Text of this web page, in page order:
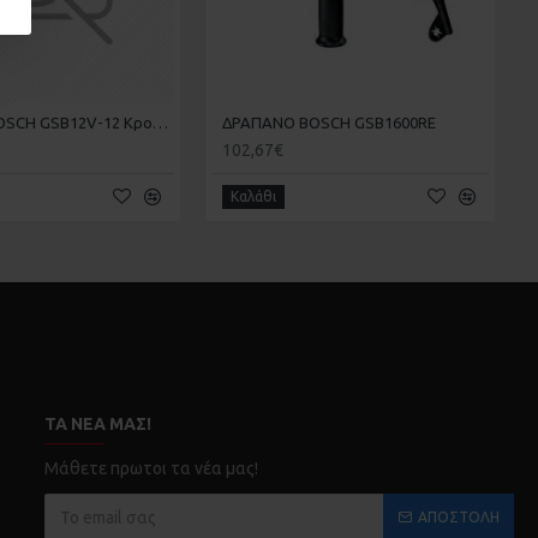
ΔΡΑΠΑΝΟ BOSCH GSB12V-12 Κρουστικό Μπαταρίας 12V 2x2Ah ΔΡΑΠΑΝΟ BOSCH GSB1600RE
102,67€
Καλάθι
ΤΑ ΝΈΑ ΜΑΣ!
Μάθετε πρωτοι τα νέα μας!
ΑΠΟΣΤΟΛΉ